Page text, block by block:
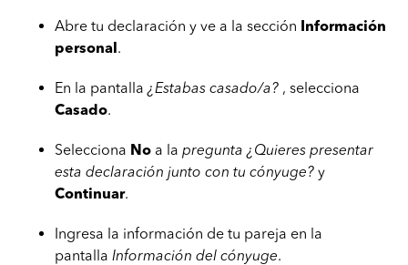
Abre tu declaración y ve a la sección Información
personal.
En la pantalla ¿Estabas casado/a? , selecciona
Casado.
Selecciona No a la pregunta ¿Quieres presentar
esta declaración junto con tu cónyuge? y
Continuar.
Ingresa la información de tu pareja en la
pantalla Información del cónyuge.